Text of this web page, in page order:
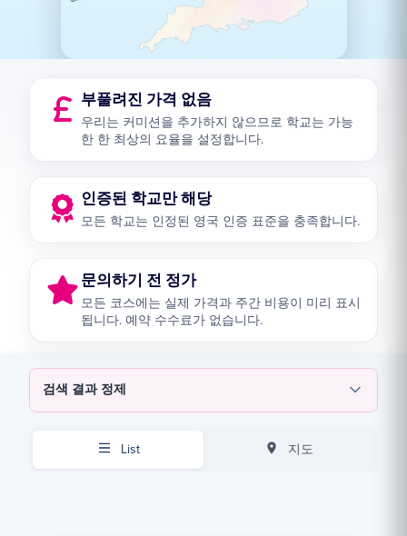
부풀려진 가격 없음
우리는 커미션을 추가하지 않으므로 학교는 가능
한 한 최상의 요율을 설정합니다.
인증된 학교만 해당
모든 학교는 인정된 영국 인증 표준을 충족합니다.
문의하기 전 정가
모든 코스에는 실제 가격과 주간 비용이 미리 표시
됩니다. 예약 수수료가 없습니다.
검색 결과 정제
List 지도